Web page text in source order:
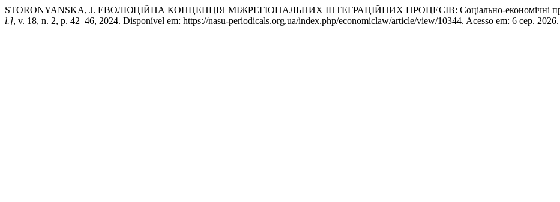
STORONYANSKA, J. ЕВОЛЮЦІЙНА КОНЦЕПЦІЯ МІЖРЕГІОНАЛЬНИХ ІНТЕГРАЦІЙНИХ ПРОЦЕСІВ: Соціально-економічні
l.], v. 18, n. 2, p. 42–46, 2024. Disponível em: https://nasu-periodicals.org.ua/index.php/economiclaw/article/view/10344. Acesso em: 6 сер. 2026.